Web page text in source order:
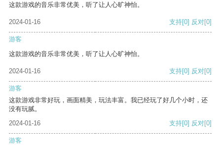
这款游戏的音乐非常优美，听了让人心旷神怡。
2024-01-16 支持[0] 反对[0]
游客
这款游戏的音乐非常优美，听了让人心旷神怡。
2024-01-16 支持[0] 反对[0]
游客
这款游戏非常好玩，画面精美，玩法丰富。我已经玩了好几个小时，还
没有玩腻。
2024-01-16
支持[0] 反对[0]
游客